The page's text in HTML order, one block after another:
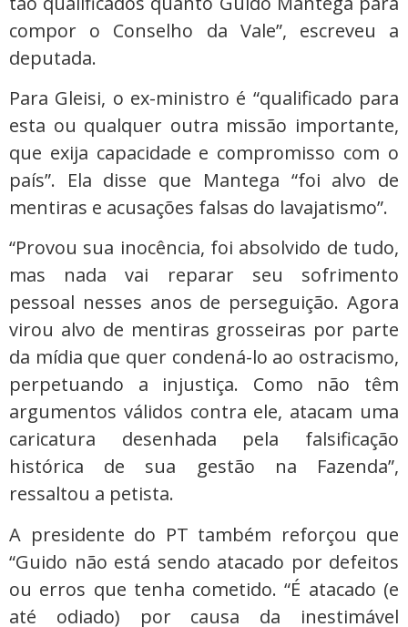
compor o Conselho da Vale”, escreveu a
deputada.
Para Gleisi, o ex-ministro é “qualificado para
esta ou qualquer outra missão importante,
que exija capacidade e compromisso com o
país”. Ela disse que Mantega “foi alvo de
mentiras e acusações falsas do lavajatismo”.
“Provou sua inocência, foi absolvido de tudo,
mas nada vai reparar seu sofrimento
pessoal nesses anos de perseguição. Agora
virou alvo de mentiras grosseiras por parte
da mídia que quer condená-lo ao ostracismo,
perpetuando a injustiça. Como não têm
argumentos válidos contra ele, atacam uma
caricatura desenhada pela falsificação
histórica de sua gestão na Fazenda”,
ressaltou a petista.
A presidente do PT também reforçou que
“Guido não está sendo atacado por defeitos
ou erros que tenha cometido. “É atacado (e
até odiado) por causa da inestimável